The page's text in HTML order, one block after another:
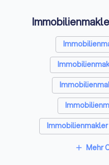
add Mehr